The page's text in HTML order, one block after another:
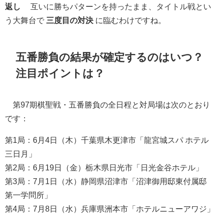
返し
互いに勝ちパターンを持ったまま、タイトル戦とい
う大舞台で 三度目の対決 に臨むわけですね。
五番勝負の結果が確定するのはいつ？
注目ポイントは？
第97期棋聖戦・五番勝負の全日程と対局場は次のとおり
です：
第1局：6月4日（木）千葉県木更津市「龍宮城スパ ホテル
三日月」
第2局：6月19日（金）栃木県日光市「日光金谷ホテル」
第3局：7月1日（水）静岡県沼津市「沼津御用邸東付属邸
第一学問所」
第4局：7月8日（水）兵庫県洲本市「ホテルニューアワジ」